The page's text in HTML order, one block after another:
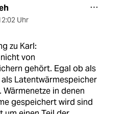
Uhr
zu Karl:
von
gehört. Egal ob als
Latentwärmespeicher
in denen
gespeichert wird sind